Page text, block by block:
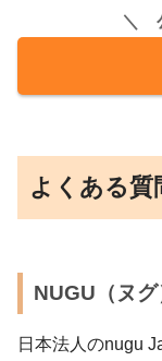
＼
よくある質
NUGU（ヌ
日本法人のnugu